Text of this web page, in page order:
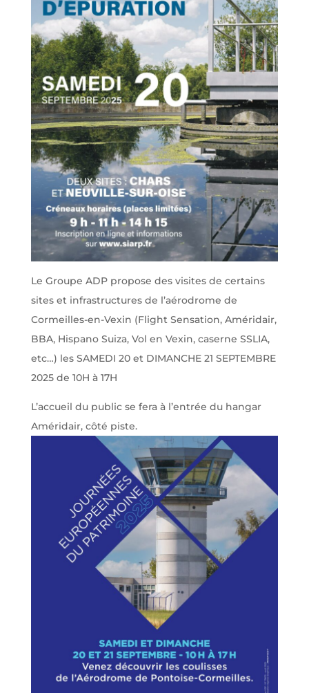
Le Groupe ADP propose des visites de certains
sites et infrastructures de l’aérodrome de
Cormeilles-en-Vexin (Flight Sensation, Améridair,
BBA, Hispano Suiza, Vol en Vexin, caserne SSLIA,
etc…) les SAMEDI 20 et DIMANCHE 21 SEPTEMBRE
2025 de 10H à 17H
L’accueil du public se fera à l’entrée du hangar
Améridair, côté piste.